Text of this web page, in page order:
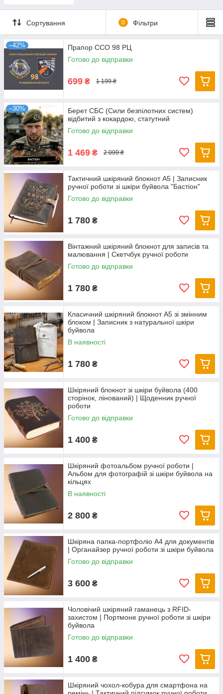
Сортування 0 Фільтри
–42%
Прапор ССО 98 РЦ
Готово до відправки
699 ₴ 1 199 ₴
–30%
Берет СБС (Сили безпілотних систем)
відбитий з кокардою, статутний
Готово до відправки
1 469 ₴ 2 099 ₴
Тактичний шкіряний блокнот А5 | Записник
ручної роботи зі шкіри буйвола "Бастіон"
Готово до відправки
1 780 ₴
Вінтажний шкіряний блокнот для записів та
малювання | Скетчбук ручної роботи
Готово до відправки
1 780 ₴
Класичний шкіряний блокнот А5 зі змінним
блоком | Записник з натуральної шкіри
буйвола
В наявності
1 780 ₴
Шкіряний блокнот зі шкіри буйвола (400
сторінок, лінований) | Щоденник ручної
роботи
Готово до відправки
1 400 ₴
Шкіряний фотоальбом ручної роботи |
Альбом для фотографій зі шкіри буйвола на
кільцях
В наявності
2 800 ₴
Шкіряна папка-портфоліо А4 для документів
| Органайзер ручної роботи зі шкіри буйвола
Готово до відправки
3 600 ₴
Чоловічий шкіряний гаманець з RFID-
захистом | Портмоне ручної роботи зі шкіри
буйвола
Готово до відправки
1 400 ₴
Шкіряний чохол-кобура для смартфона на